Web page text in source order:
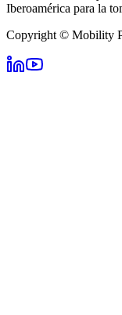
Iberoamérica para la
Copyright © Mobility